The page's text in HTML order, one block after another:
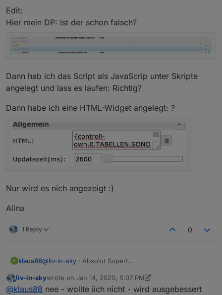
sonoff tabelle script mit 8 spalten
script mit 6 spalten - es fehlen die switch:
alte version
sonoff-6spalten-tabelle.txt
bild für tabelle mit 6 spalten
bisher integriert
dual
channel4
rfbridge
Edit:
Hier mein DP: Ist der schon falsch?
Dann hab ich das Script als JavaScrip unter Skripte
angelegt und lass es laufen: Richtig?
Dann habe ich eine HTML-Widget angelegt: ?
Nur wird es nich angezeigt :)
Alina
1 Reply 0
K klaus88@liv-in-sky : Absolut Super!
Ein kleiner Fehler ist mir aufgefallen, aber vielleicht
wolltest du das auch so?
Offline
liv-in-skywrote on Jan 14, 2020, 5:07 PM
last edited by liv-in-sky Jan 14, 2020, 6:08 PM
@klaus88 nee - wollte iich nicht - wird ausgebessert